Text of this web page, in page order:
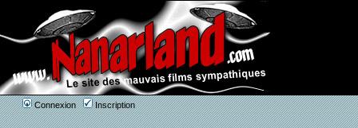
Connexion Inscription